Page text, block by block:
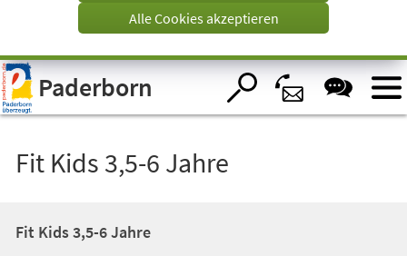
Visuelle
Assistenzsoftware
öffnen.
Alle Cookies akzeptieren
Paderborn
Fit Kids 3,5-6 Jahre
Fit Kids 3,5-6 Jahre